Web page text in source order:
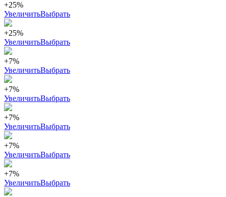
+25%
УвеличитьВыбрать
+25%
УвеличитьВыбрать
+7%
УвеличитьВыбрать
+7%
УвеличитьВыбрать
+7%
УвеличитьВыбрать
+7%
УвеличитьВыбрать
+7%
УвеличитьВыбрать